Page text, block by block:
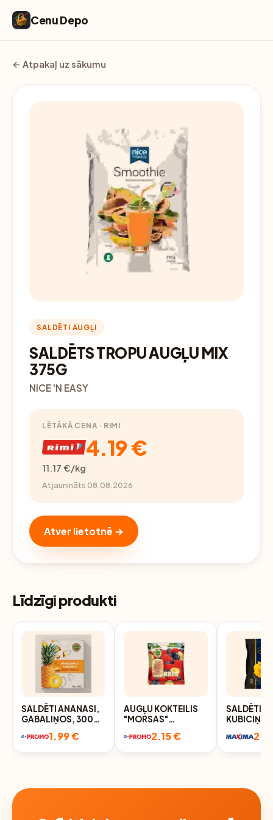
Cenu Depo
← Atpakaļ uz sākumu
SALDĒTI AUGĻI
SALDĒTS TROPU AUGĻU MIX
375G
NICE 'N EASY
LĒTĀKĀ CENA · RIMI
4.19 €
11.17 €/kg
Atjaunināts 08.08.2026
Atver lietotnē →
Līdzīgi produkti
SALDĒTI ANANASI,
GABALIŅOS, 300G
1.99 €
AUGĻU KOKTEILIS
"MORSAS"
KG
2.15 €
SALDĒTI
KUBICIŅI